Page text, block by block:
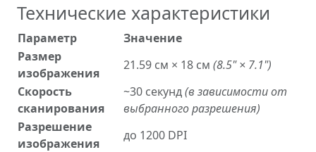
Технические характеристики
Параметр
Значение
Размер
изображения
21.59 см × 18 см (8.5" × 7.1")
Скорость
сканирования
~30 секунд(в зависимости от
выбранного разрешения)
Разрешение
изображения
до 1200 DPI